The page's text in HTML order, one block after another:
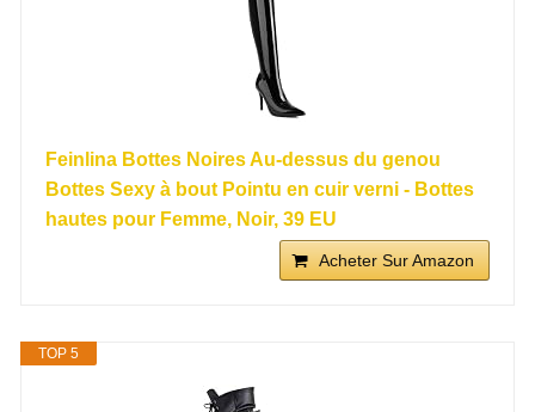
Feinlina Bottes Noires Au-dessus du genou
Bottes Sexy à bout Pointu en cuir verni - Bottes
hautes pour Femme, Noir, 39 EU
Acheter Sur Amazon
TOP 5